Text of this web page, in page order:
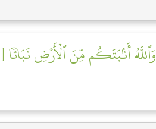
وَٱللَّهُ أَنۢبَتَكُم مِّنَ ٱلۡأَرۡضِ نَبَاتٗا [١٧]